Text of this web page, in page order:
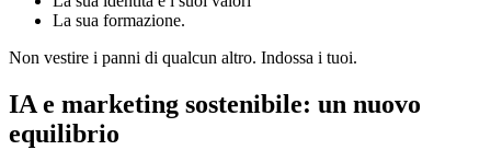
La sua formazione.
Non vestire i panni di qualcun altro. Indossa i tuoi.
IA e marketing sostenibile: un nuovo
equilibrio